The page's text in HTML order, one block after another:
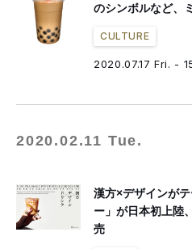
のシンボルなど、
CULTURE
2020.07.17 Fri. -
2020.02.11 Tue.
漢方×デザインが
ー」が日本初上陸
売